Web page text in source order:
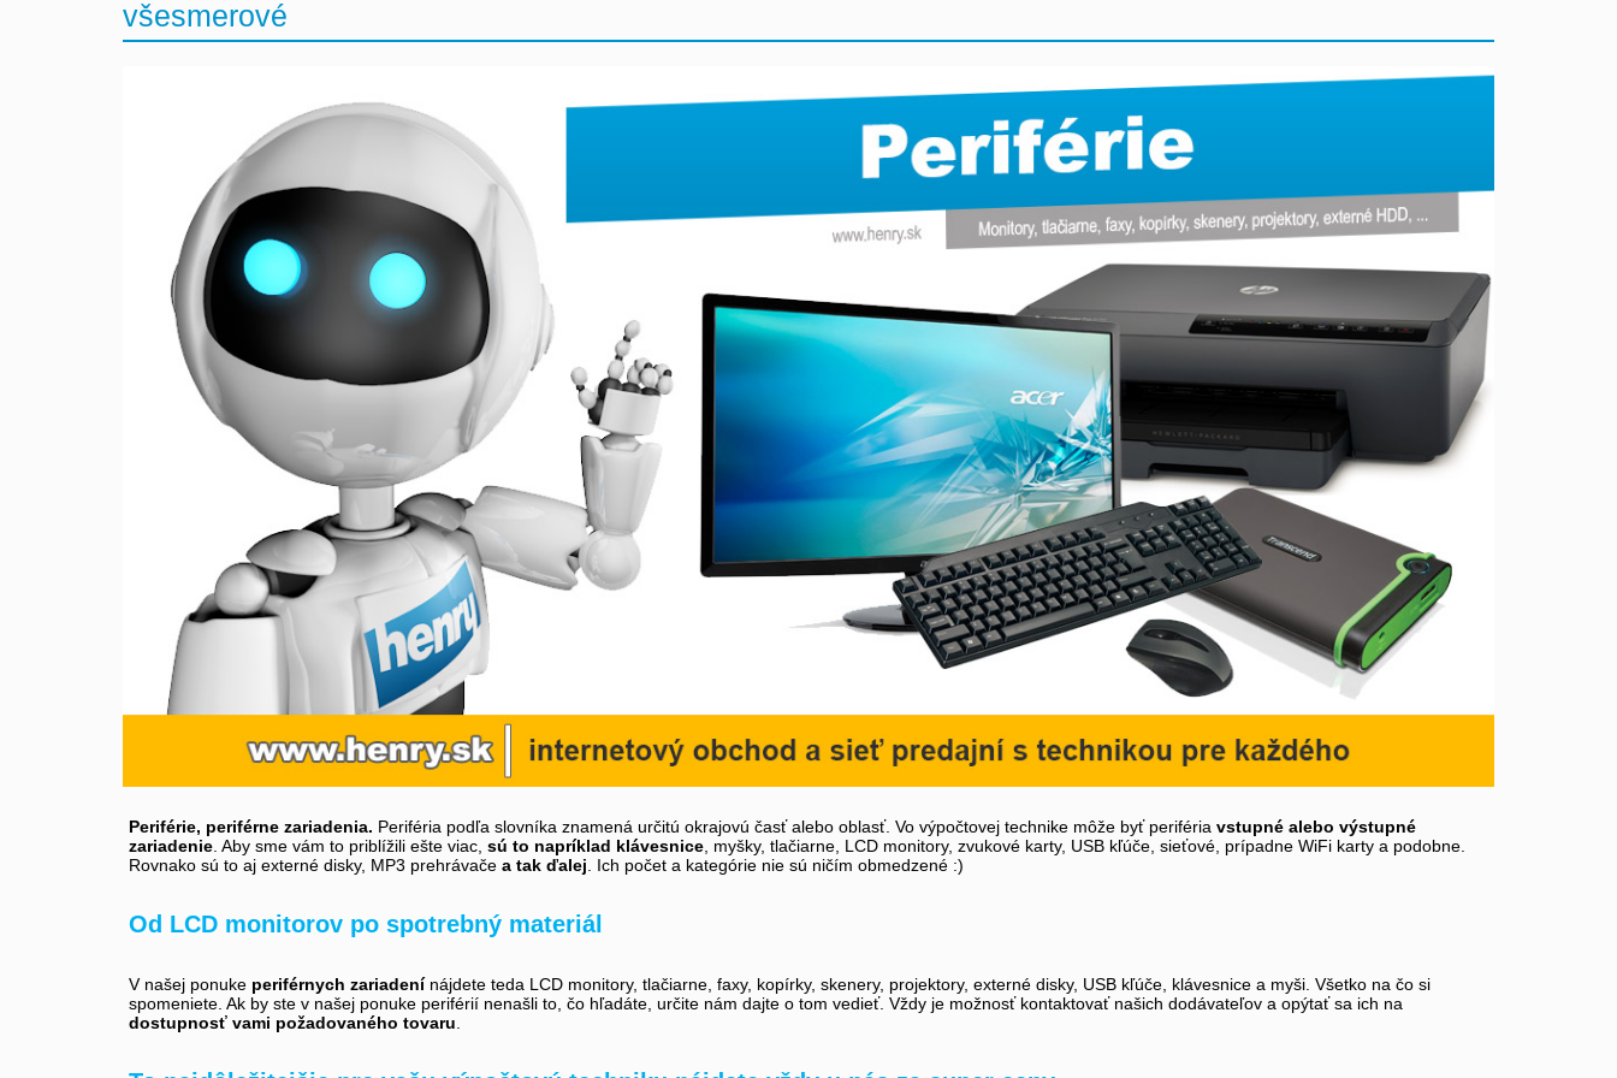
všesmerové
Periférie, periférne zariadenia. Periféria podľa slovníka znamená určitú okrajovú časť alebo oblasť. Vo výpočtovej technike môže byť periféria vstupné alebo výstupné
zariadenie . Aby sme vám to priblížili ešte viac, sú to napríklad klávesnice , myšky, tlačiarne, LCD monitory, zvukové karty, USB kľúče, sieťové, prípadne WiFi karty a podobne.
Rovnako sú to aj externé disky, MP3 prehrávače a tak ďalej . Ich počet a kategórie nie sú ničím obmedzené :)
Od LCD monitorov po spotrebný materiál
V našej ponuke periférnych zariadenínájdete teda LCD monitory, tlačiarne, faxy, kopírky, skenery, projektory, externé disky, USB kľúče, klávesnice a myši. Všetko na čo si
spomeniete. Ak by ste v našej ponuke periférií nenašli to, čo hľadáte, určite nám dajte o tom vedieť. Vždy je možnosť kontaktovať našich dodávateľov a opýtať sa ich na
dostupnosť vami požadovaného tovaru